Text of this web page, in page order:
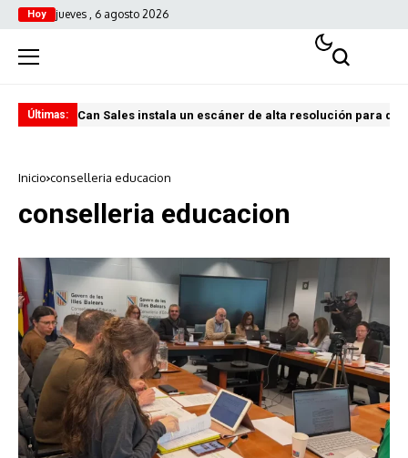
Hoy jueves , 6 agosto 2026
Últimas: Can Sales instala un escáner de alta resolución para
Inicio conselleria educacion
conselleria educacion